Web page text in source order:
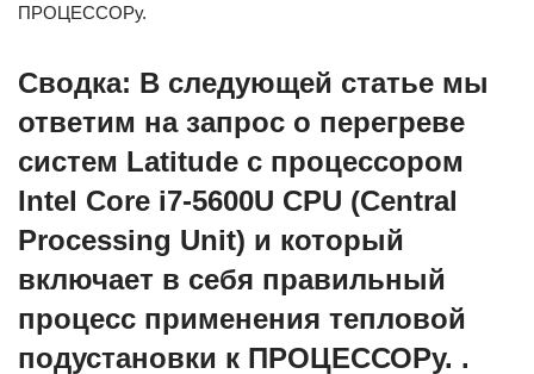
ПРОЦЕССОРу.
Сводка: В следующей статье мы
ответим на запрос о перегреве
систем Latitude с процессором
Intel Core i7-5600U CPU (Central
Processing Unit) и который
включает в себя правильный
процесс применения тепловой
подустановки к ПРОЦЕССОРу. .